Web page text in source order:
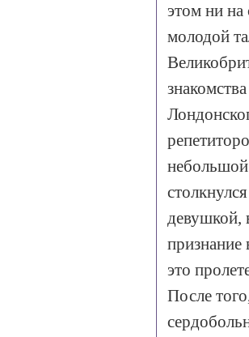
этом ни
молодой
небольшой
девушкой,
признание
это
После